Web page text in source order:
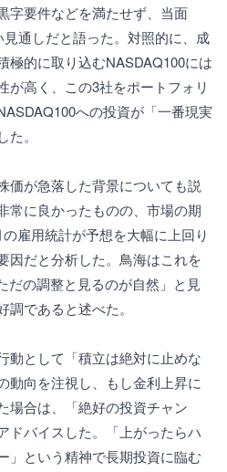
字要件などを満たせず、当面
通しだと語った。対照的に、成
極的に取り込むNASDAQ100には
が高く、この3社をポートフォリ
への投資が「一番現実
。
価が急落した背景についても説
常に良かったものの、市場の期
雇用統計が予想を大幅に上回り
因だと分析した。鳥海はこれを
だの調整と見るのが自然」と見
であると述べた。
動として「積立は絶対に止めな
動向を注視し、もし金利上昇に
場合は、「絶好の投資チャン
ドバイスした。「上がったらハ
」という精神で長期投資に臨む